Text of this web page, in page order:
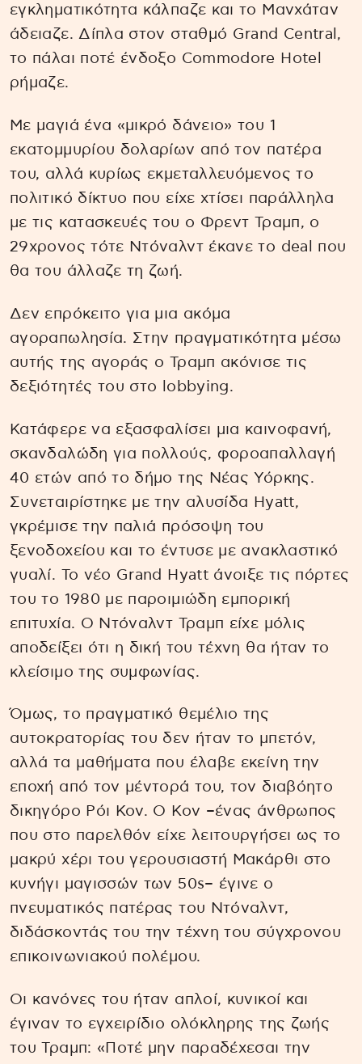
εγκληματικότητα κάλπαζε και το Μανχάταν
άδειαζε. Δίπλα στον σταθμό Grand Central,
το πάλαι ποτέ ένδοξο Commodore Hotel
ρήμαζε.
Με μαγιά ένα «μικρό δάνειο» του 1
εκατομμυρίου δολαρίων από τον πατέρα
του, αλλά κυρίως εκμεταλλευόμενος το
πολιτικό δίκτυο που είχε χτίσει παράλληλα
με τις κατασκευές του ο Φρεντ Τραμπ, ο
29χρονος τότε Ντόναλντ έκανε το deal που
θα του άλλαζε τη ζωή.
Δεν επρόκειτο για μια ακόμα
αγοραπωλησία. Στην πραγματικότητα μέσω
αυτής της αγοράς ο Τραμπ ακόνισε τις
δεξιότητές του στο lobbying.
Κατάφερε να εξασφαλίσει μια καινοφανή,
σκανδαλώδη για πολλούς, φοροαπαλλαγή
40 ετών από το δήμο της Νέας Υόρκης.
Συνεταιρίστηκε με την αλυσίδα Hyatt,
γκρέμισε την παλιά πρόσοψη του
ξενοδοχείου και το έντυσε με ανακλαστικό
γυαλί. Το νέο Grand Hyatt άνοιξε τις πόρτες
του το 1980 με παροιμιώδη εμπορική
επιτυχία. Ο Ντόναλντ Τραμπ είχε μόλις
αποδείξει ότι η δική του τέχνη θα ήταν το
κλείσιμο της συμφωνίας.
Όμως, το πραγματικό θεμέλιο της
αυτοκρατορίας του δεν ήταν το μπετόν,
αλλά τα μαθήματα που έλαβε εκείνη την
εποχή από τον μέντορά του, τον διαβόητο
δικηγόρο Ρόι Κον. Ο Κον –ένας άνθρωπος
που στο παρελθόν είχε λειτουργήσει ως το
μακρύ χέρι του γερουσιαστή Μακάρθι στο
κυνήγι μαγισσών των 50s– έγινε ο
πνευματικός πατέρας του Ντόναλντ,
διδάσκοντάς του την τέχνη του σύγχρονου
επικοινωνιακού πολέμου.
Οι κανόνες του ήταν απλοί, κυνικοί και
έγιναν το εγχειρίδιο ολόκληρης της ζωής
του Τραμπ: «Ποτέ μην παραδέχεσαι την